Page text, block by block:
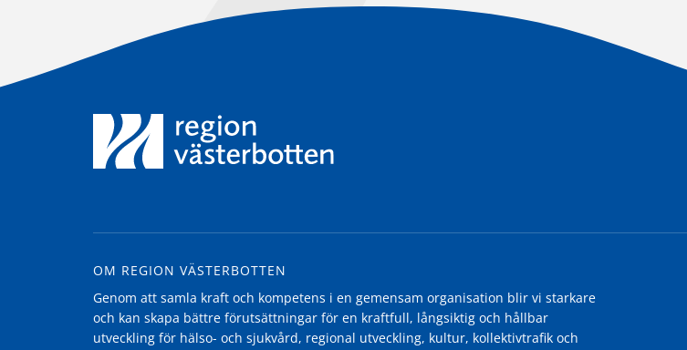
OM REGION VÄSTERBOTTEN
Genom att samla kraft och kompetens i en gemensam organisation blir vi starkare
och kan skapa bättre förutsättningar för en kraftfull, långsiktig och hållbar
utveckling för hälso- och sjukvård, regional utveckling, kultur, kollektivtrafik och